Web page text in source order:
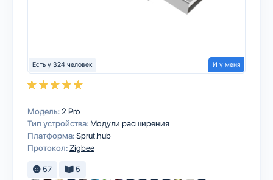
Есть у 324 человек И у меня
Модель:2 Pro
Тип устройства: Модули расширения
Платформа:Sprut.hub
Протокол: Zigbee
57 5